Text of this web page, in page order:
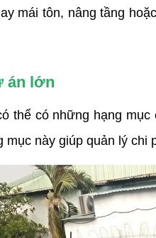
mái tôn, nâng tầng
án lớn
mục này giúp quản lý chi